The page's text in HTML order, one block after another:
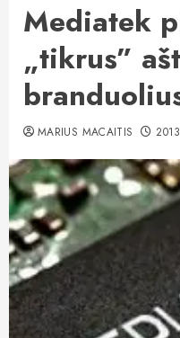
Mediatek
„tikrus”
MARIUS MACAITIS